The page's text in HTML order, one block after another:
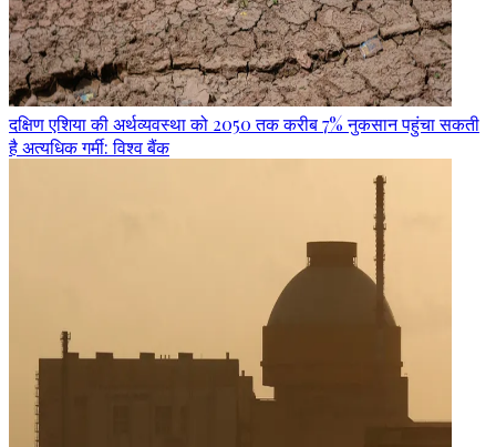
दक्षिण एशिया की अर्थव्यवस्था को 2050 तक करीब 7% नुकसान पहुंचा सकती
है अत्यधिक गर्मी: विश्व बैंक